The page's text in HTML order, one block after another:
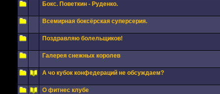
Бокс. Поветкин - Руденко.
Всемирная боксёрская суперсерия.
Поздравляю болельщиков!
Галерея снежных королев
А чо кубок конфедераций не обсуждаем?
О фитнес клубе